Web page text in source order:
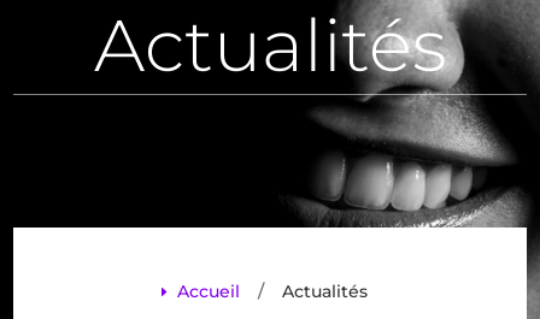
Actualités
E Accueil / Actualités